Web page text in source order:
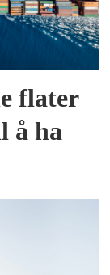
flater
å ha